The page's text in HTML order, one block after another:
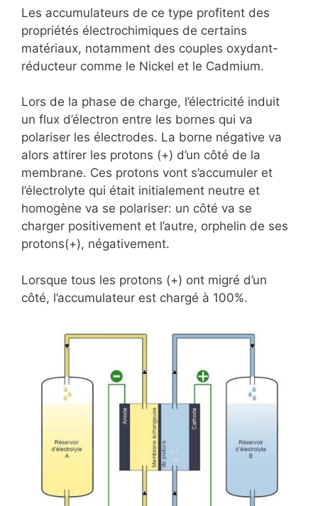
Les accumulateurs de ce type profitent des
propriétés électrochimiques de certains
matériaux, notamment des couples oxydant-
réducteur comme le Nickel et le Cadmium.
Lors de la phase de charge, l’électricité induit
un flux d’électron entre les bornes qui va
polariser les électrodes. La borne négative va
alors attirer les protons (+) d’un côté de la
membrane. Ces protons vont s’accumuler et
l’électrolyte qui était initialement neutre et
homogène va se polariser: un côté va se
charger positivement et l’autre, orphelin de ses
protons(+), négativement.
Lorsque tous les protons (+) ont migré d’un
côté, l’accumulateur est chargé à 100%.